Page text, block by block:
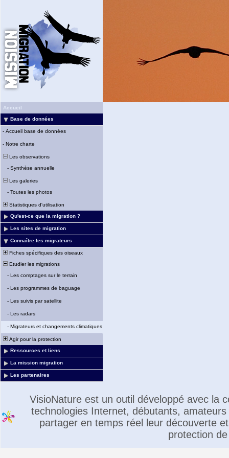
Accueil
Base de données
- Accueil base de données
- Notre charte
Les observations
- Synthèse annuelle
Les galeries
- Toutes les photos
Statistiques d'utilisation
Qu'est-ce que la migration ?
Les sites de migration
Connaître les migrateurs
Fiches spécifiques des oiseaux
Etudier les migrations
- Les comptages sur le terrain
- Les programmes de baguage
- Les suivis par satellite
- Les radars
- Migrateurs et changements climatiques
Agir pour la protection
Ressources et liens
La mission migration
Les partenaires
VisioNature est un outil développé avec la
technologies Internet, débutants,
partager en temps réel leur découverte
protection